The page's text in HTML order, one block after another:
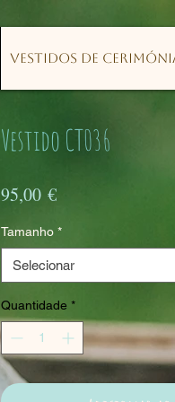
Vestidos de
Vestido CT036
95,00 €Preço
Tamanho *
Selecionar
Quantidade *